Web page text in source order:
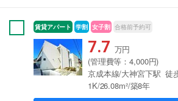
賃貸アパート 学割 女子割 合格前予約可
7.7 万円
(管理費等：4,000円)
京成本線/大神宮下駅 徒
1K/26.08m²/築8年